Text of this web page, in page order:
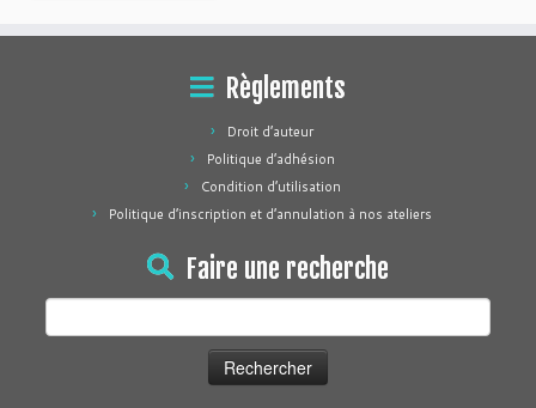
Règlements
Droit d’auteur
Politique d’adhésion
Condition d’utilisation
Politique d’inscription et d’annulation à nos ateliers
Faire une recherche